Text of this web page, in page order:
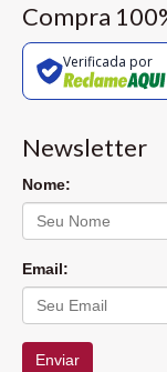
Compra
Verificada por
Newsletter
Nome:
Email:
Enviar